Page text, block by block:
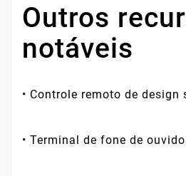
Outros
notáveis
• Controle remoto de design
• Terminal de fone de ouvido